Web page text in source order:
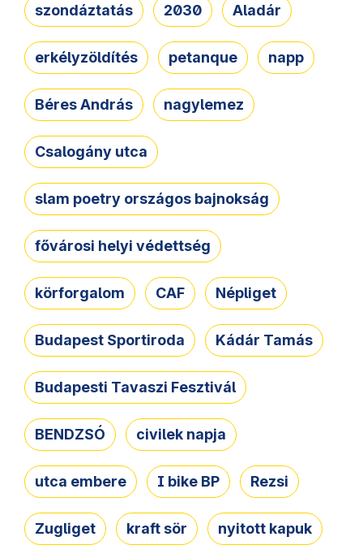
szondáztatás 2030 Aladár
erkélyzöldítés petanque napp
Béres András nagylemez
Csalogány utca
slam poetry országos bajnokság
fővárosi helyi védettség
körforgalom CAF Népliget
Budapest Sportiroda Kádár Tamás
Budapesti Tavaszi Fesztivál
BENDZSÓ civilek napja
utca embere I bike BP Rezsi
Zugliget kraft sör nyitott kapuk